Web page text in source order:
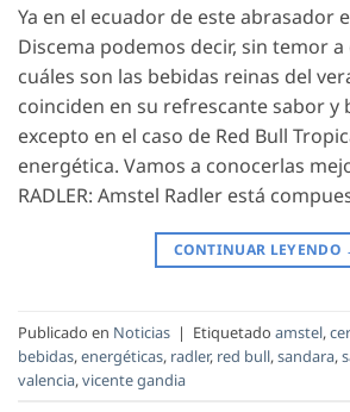
Ya en el ecuador de este abrasador
Discema podemos decir, sin temor
cuáles son las bebidas reinas del
coinciden en su refrescante sabor y
excepto en el caso de Red Bull
energética. Vamos a conocerlas
RADLER: Amstel Radler está
CONTINUAR LEYENDO
Publicado en Noticias | Etiquetado amstel,
bebidas,energéticas, radler, red bull,sandara,
valencia,vicente gandia